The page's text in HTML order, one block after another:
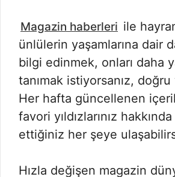
Magazin haberleri ile
ünlülerin yaşamlarına dair
bilgi edinmek, onları daha
tanımak istiyorsanız,
Her hafta güncellenen
favori yıldızlarınız
ettiğiniz her şeye
Hızla değişen magazin